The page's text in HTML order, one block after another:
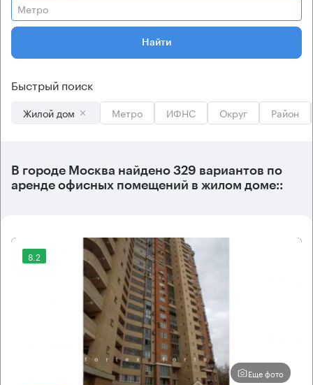
Метро
Найти
Быстрый поиск
Жилой дом Метро ИФНС Округ Район
В городе Москва найдено 329 вариантов по
аренде офисных помещений в жилом доме::
8.2
Еще фото